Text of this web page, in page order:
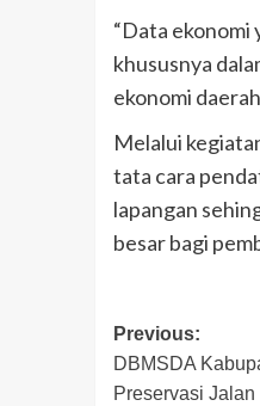
“Data ekonomi
khususnya
ekonomi
Melalui
tata cara
lapangan
besar bagi
Post
Previous:
DBMSDA
Preservasi Jalan